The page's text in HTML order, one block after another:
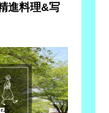
進料理&写